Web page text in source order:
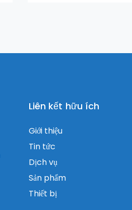
Liên kết hữu ích
Giới thiệu
Tin tức
Dịch vụ
Sản phẩm
Thiết bị